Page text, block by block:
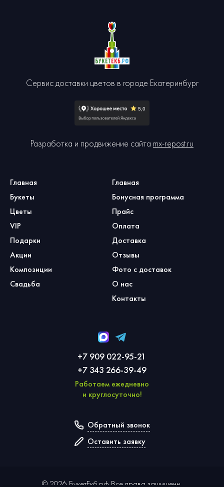
Главная
Букеты
Цветы
VIP
Подарки
Акции
Композиции
Свадьба
Главная
Бонусная программа
Прайс
Оплата
Доставка
Отзывы
Фото с доставок
О нас
Контакты
Сервис доставки цветов в городе Екатеринбург
Разработка и продвижение сайта mx-repost.ru
+7 909 022-95-21
+7 343 266-39-49
Работаем ежедневно
и круглосуточно!
Обратный звонок
Оставить заявку
© 2026 БукетЕкб.рф Все права защищены.